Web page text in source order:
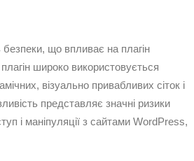
що впливає на плагін
широко використовується
візуально привабливих сіток і
представляє значні ризики
і маніпуляції з сайтами WordPress,